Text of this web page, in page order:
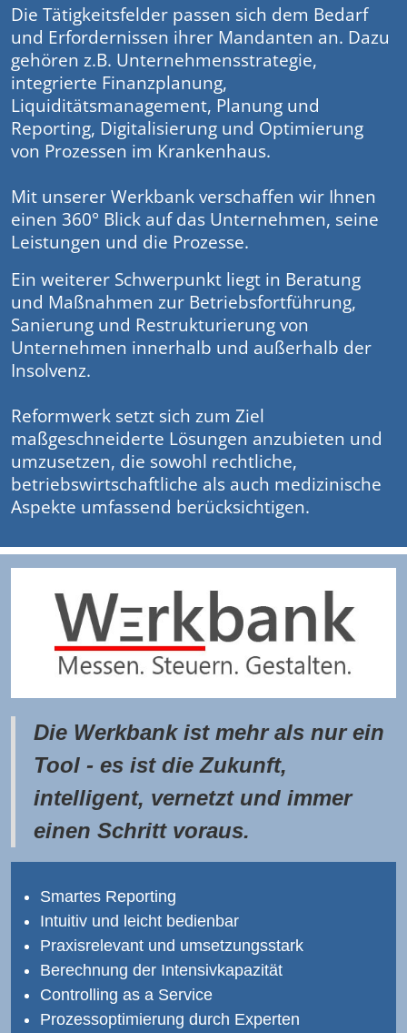
Die Tätigkeitsfelder passen sich dem Bedarf
und Erfordernissen ihrer Mandanten an. Dazu
gehören z.B. Unternehmensstrategie,
integrierte Finanzplanung,
Liquiditätsmanagement, Planung und
Reporting, Digitalisierung und Optimierung
von Prozessen im Krankenhaus.
Mit unserer Werkbank verschaffen wir Ihnen
einen 360° Blick auf das Unternehmen, seine
Leistungen und die Prozesse.
Ein weiterer Schwerpunkt liegt in Beratung
und Maßnahmen zur Betriebsfortführung,
Sanierung und Restrukturierung von
Unternehmen innerhalb und außerhalb der
Insolvenz.
Reformwerk setzt sich zum Ziel
maßgeschneiderte Lösungen anzubieten und
umzusetzen, die sowohl rechtliche,
betriebswirtschaftliche als auch medizinische
Aspekte umfassend berücksichtigen.
Die Werkbank ist mehr als nur ein
Tool - es ist die Zukunft,
intelligent, vernetzt und immer
einen Schritt voraus.
Smartes Reporting
Intuitiv und leicht bedienbar
Praxisrelevant und umsetzungsstark
Berechnung der Intensivkapazität
Controlling as a Service
Prozessoptimierung durch Experten